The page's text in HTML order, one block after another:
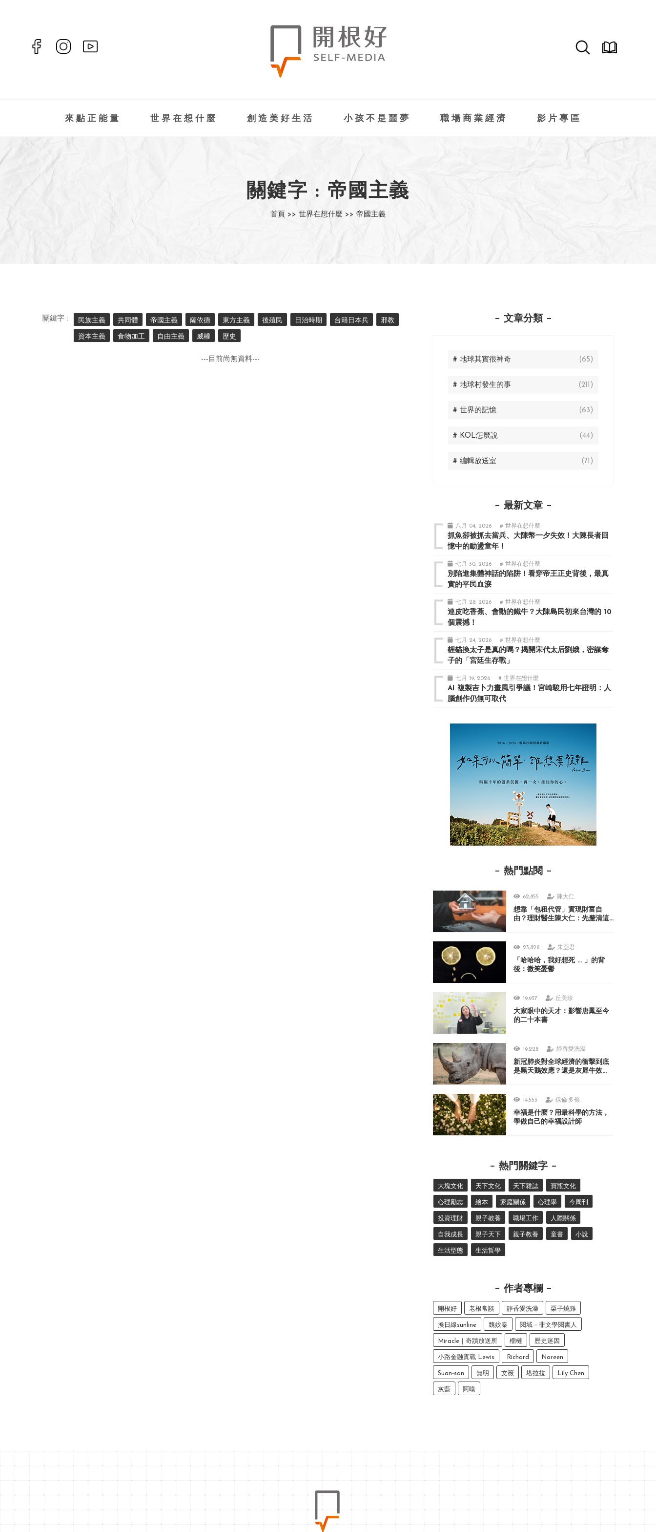
來點正能量 世界在想什麼 創造美好生活 小孩不是噩夢 職場商業經濟 影片專區
關鍵字 : 帝國主義
首頁 >> 世界在想什麼 >> 帝國主義
關鍵字 : 民族主義 共同體 帝國主義 薩依德 東方主義 後殖民 日治時期 台籍日本兵 邪教
資本主義 食物加工 自由主義 威權 歷史
---目前尚無資料---
文章分類
# 地球其實很神奇 (65)
# 地球村發生的事 (211)
# 世界的記憶 (63)
# KOL怎麼說 (44)
# 編輯放送室 (71)
最新文章
八月 04, 2026 # 世界在想什麼
抓魚卻被抓去當兵、大陳幣一夕失效！大陳長者回
憶中的動盪童年！
七月 30, 2026 # 世界在想什麼
別陷進集體神話的陷阱！看穿帝王正史背後，最真
實的平民血淚
七月 28, 2026 # 世界在想什麼
連皮吃香蕉、會動的鐵牛？大陳島民初來台灣的 10
個震撼！
七月 24, 2026 # 世界在想什麼
貍貓換太子是真的嗎？揭開宋代太后劉娥，密謀奪
子的「宮廷生存戰」
七月 19, 2026 # 世界在想什麼
AI 複製吉卜力畫風引爭議！宮崎駿用七年證明：人
腦創作仍無可取代
熱門點閱
62,855 陳大仁
想靠「包租代管」實現財富自
由？理財醫生陳大仁：先釐清這
23,828 朱亞君
「哈哈哈，我好想死 ... 」的背
後：微笑憂鬱
19,937 丘美珍
大家眼中的天才：影響唐鳳至今
的二十本書
19,228 靜香愛洗澡
新冠肺炎對全球經濟的衝擊到底
是黑天鵝效應？還是灰犀牛效
14,553 保倫·多倫
幸福是什麼？用最科學的方法，
學做自己的幸福設計師
熱門關鍵字
大塊文化 天下文化 天下雜誌 寶瓶文化
心理勵志 繪本 家庭關係 心理學 今周刊
投資理財 親子教養 職場工作 人際關係
自我成長 親子天下 親子教養 童書 小說
生活型態 生活哲學
作者專欄
開根好 老根常談 靜香愛洗澡 栗子燒雞
換日線sunline 魏妏秦 閱域－非文學閱書人
Miracle｜奇蹟放送所 榴槤 歷史迷因
小路金融實戰 Lewis Richard Noreen
Suan-san 無明 文薇 塔拉拉 Lily Chen
灰藍 阿嗅